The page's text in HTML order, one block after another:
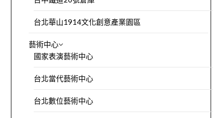
台北華山1914文化創意產業園區
藝術中心
國家表演藝術中心
台北當代藝術中心
台北數位藝術中心